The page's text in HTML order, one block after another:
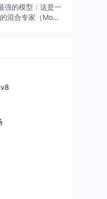
的视频。得益于
计，H3 在预训练
强的模型：这是一
混合专家（Mo